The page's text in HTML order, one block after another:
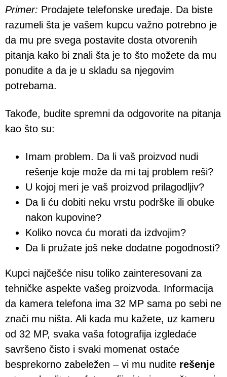
Primer: Prodajete telefonske uređaje. Da biste
razumeli šta je vašem kupcu važno potrebno je
da mu pre svega postavite dosta otvorenih
pitanja kako bi znali šta je to što možete da mu
ponudite a da je u skladu sa njegovim
potrebama.
Takođe, budite spremni da odgovorite na pitanja
kao što su:
Imam problem. Da li vaš proizvod nudi
rešenje koje može da mi taj problem reši?
U kojoj meri je vaš proizvod prilagodljiv?
Da li ću dobiti neku vrstu podrške ili obuke
nakon kupovine?
Koliko novca ću morati da izdvojim?
Da li pružate još neke dodatne pogodnosti?
Kupci najčešće nisu toliko zainteresovani za
tehničke aspekte vašeg proizvoda. Informacija
da kamera telefona ima 32 MP sama po sebi ne
znači mu ništa. Ali kada mu kažete, uz kameru
od 32 MP, svaka vaša fotografija izgledaće
savršeno čisto i svaki momenat ostaće
besprekorno zabeležen – vi mu nudite rešenje